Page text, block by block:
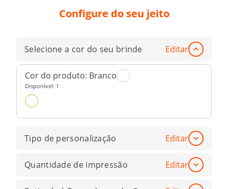
Configure do seu jeito
Selecione a cor do seu brinde Editar
Cor do produto: Branco
Disponível: 1
Tipo de personalização Editar
Quantidade de impressão Editar